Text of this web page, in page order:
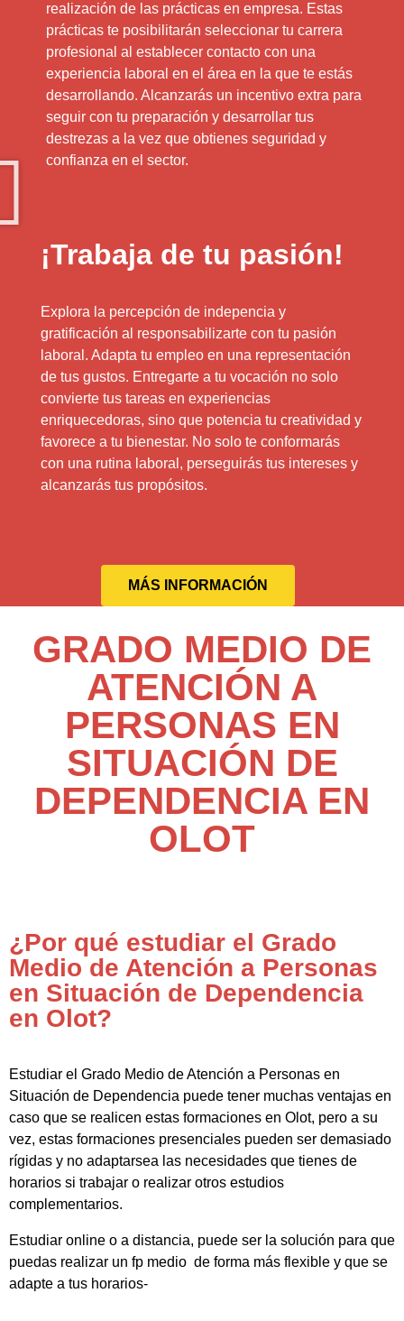
realización de las prácticas en empresa. Estas
prácticas te posibilitarán seleccionar tu carrera
profesional al establecer contacto con una
experiencia laboral en el área en la que te estás
desarrollando. Alcanzarás un incentivo extra para
seguir con tu preparación y desarrollar tus
destrezas a la vez que obtienes seguridad y
confianza en el sector.
¡Trabaja de tu pasión!
Explora la percepción de indepencia y
gratificación al responsabilizarte con tu pasión
laboral. Adapta tu empleo en una representación
de tus gustos. Entregarte a tu vocación no solo
convierte tus tareas en experiencias
enriquecedoras, sino que potencia tu creatividad y
favorece a tu bienestar. No solo te conformarás
con una rutina laboral, perseguirás tus intereses y
alcanzarás tus propósitos.
MÁS INFORMACIÓN
GRADO MEDIO DE
ATENCIÓN A
PERSONAS EN
SITUACIÓN DE
DEPENDENCIA EN
OLOT
¿Por qué estudiar el Grado
Medio de Atención a Personas
en Situación de Dependencia
en Olot?
Estudiar el Grado Medio de Atención a Personas en
Situación de Dependencia puede tener muchas ventajas en
caso que se realicen estas formaciones en Olot, pero a su
vez, estas formaciones presenciales pueden ser demasiado
rígidas y no adaptarsea las necesidades que tienes de
horarios si trabajar o realizar otros estudios
complementarios.
Estudiar online o a distancia, puede ser la solución para que
puedas realizar un fp medio de forma más flexible y que se
adapte a tus horarios-